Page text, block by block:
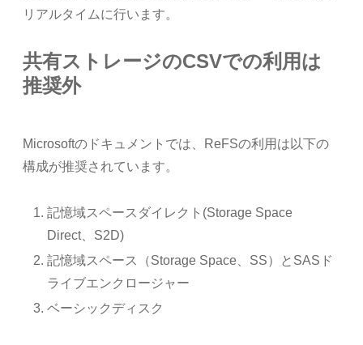
リアルタイムに行います。
共有ストレージのCSVでの利用は
推奨外
Microsoftのドキュメントでは、ReFSの利用は以下の
構成が推奨されています。
記憶域スペースダイレクト(Storage Space
Direct、S2D)
記憶域スペース（Storage Space、SS）とSASド
ライブエンクロージャー
ベーシックディスク